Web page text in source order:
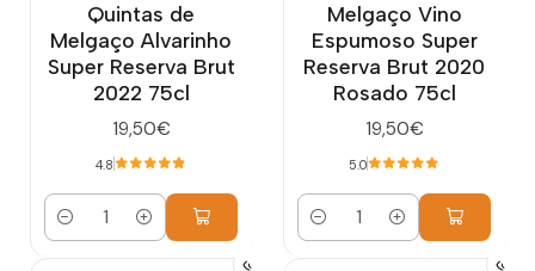
Quintas de
Melgaço Alvarinho
Super Reserva Brut
2022 75cl
19,50€
4.8
Cantidad
Melgaço Vino
Espumoso Super
Reserva Brut 2020
Rosado 75cl
19,50€
5.0
Cantidad